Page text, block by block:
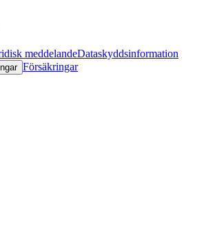
meddelandeDataskyddsinformation
Försäkringar